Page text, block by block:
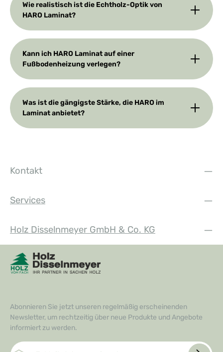
Wie realistisch ist die Echtholz-Optik von
HARO Laminat?
Kann ich HARO Laminat auf einer
Fußbodenheizung verlegen?
Was ist die gängigste Stärke, die HARO im
Laminat anbietet?
Kontakt
Services
Holz Disselnmeyer GmbH & Co. KG
Abonnieren Sie jetzt unseren regelmäßig erscheinenden
Newsletter, um rechtzeitig über neue Produkte und Angebote
informiert zu werden.
E-Mail-Adresse*